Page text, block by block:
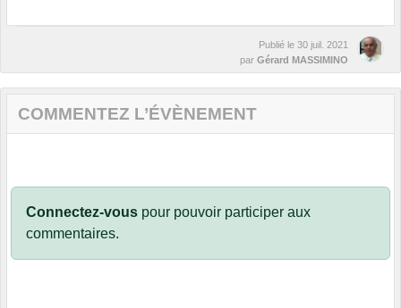
Publié le 30 juil. 2021
par Gérard MASSIMINO
COMMENTEZ L’ÉVÈNEMENT
Connectez-vous pour pouvoir participer aux
commentaires.